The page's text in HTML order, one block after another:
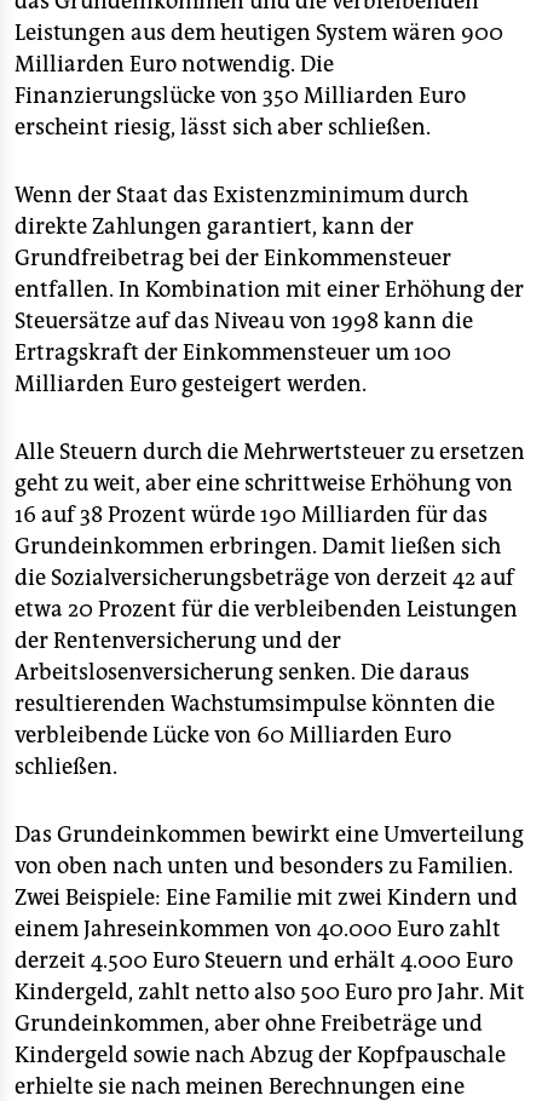
Leistungen aus dem heutigen System wären 900
Milliarden Euro notwendig. Die
Finanzierungslücke von 350 Milliarden Euro
erscheint riesig, lässt sich aber schließen.
Wenn der Staat das Existenzminimum durch
direkte Zahlungen garantiert, kann der
Grundfreibetrag bei der Einkommensteuer
entfallen. In Kombination mit einer Erhöhung der
Steuersätze auf das Niveau von 1998 kann die
Ertragskraft der Einkommensteuer um 100
Milliarden Euro gesteigert werden.
Alle Steuern durch die Mehrwertsteuer zu ersetzen
geht zu weit, aber eine schrittweise Erhöhung von
16 auf 38 Prozent würde 190 Milliarden für das
Grundeinkommen erbringen. Damit ließen sich
die Sozialversicherungsbeträge von derzeit 42 auf
etwa 20 Prozent für die verbleibenden Leistungen
der Rentenversicherung und der
Arbeitslosenversicherung senken. Die daraus
resultierenden Wachstumsimpulse könnten die
verbleibende Lücke von 60 Milliarden Euro
schließen.
Das Grundeinkommen bewirkt eine Umverteilung
von oben nach unten und besonders zu Familien.
Zwei Beispiele: Eine Familie mit zwei Kindern und
einem Jahreseinkommen von 40.000 Euro zahlt
derzeit 4.500 Euro Steuern und erhält 4.000 Euro
Kindergeld, zahlt netto also 500 Euro pro Jahr. Mit
Grundeinkommen, aber ohne Freibeträge und
Kindergeld sowie nach Abzug der Kopfpauschale
erhielte sie nach meinen Berechnungen eine